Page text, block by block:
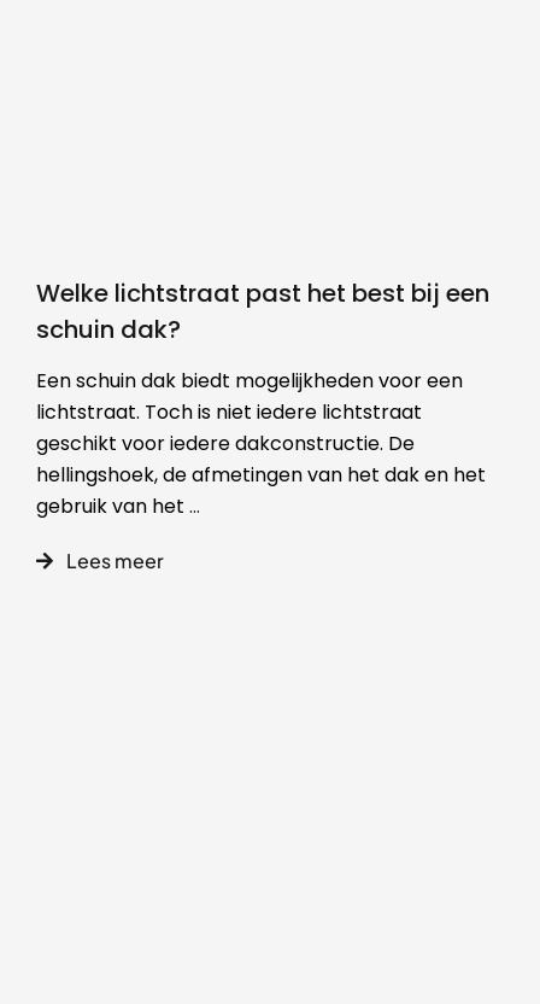
Welke lichtstraat past het best bij een
schuin dak?
Een schuin dak biedt mogelijkheden voor een
lichtstraat. Toch is niet iedere lichtstraat
geschikt voor iedere dakconstructie. De
hellingshoek, de afmetingen van het dak en het
gebruik van het ...
Lees meer